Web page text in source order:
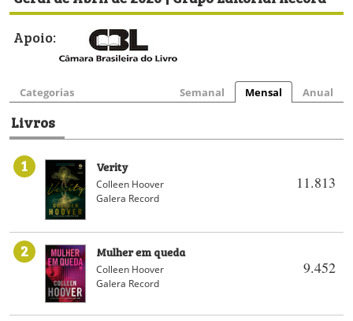
Apoio:
Categorias Semanal Mensal Anual
Livros
1
11.813
Verity
Colleen Hoover
Galera Record
2
9.452
Mulher em queda
Colleen Hoover
Galera Record